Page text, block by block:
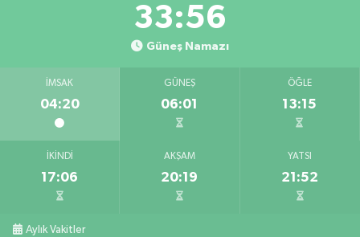
33:55
Güneş Namazı
İMSAK
04:20
GÜNEŞ
06:01
ÖĞLE
13:15
İKINDI
17:06
AKŞAM
20:19
YATSI
21:52
Aylık Vakitler